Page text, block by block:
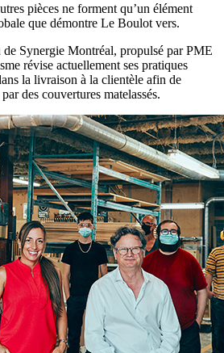
pièces ne forment qu’un élément
que démontre Le Boulot vers.
Synergie Montréal, propulsé par PME
révise actuellement ses pratiques
la livraison à la clientèle afin de
des couvertures matelassés.